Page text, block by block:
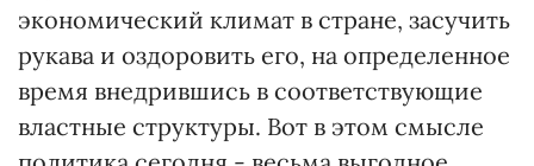
экономический климат в стране, засучить
рукава и оздоровить его, на определенное
время внедрившись в соответствующие
властные структуры. Вот в этом смысле